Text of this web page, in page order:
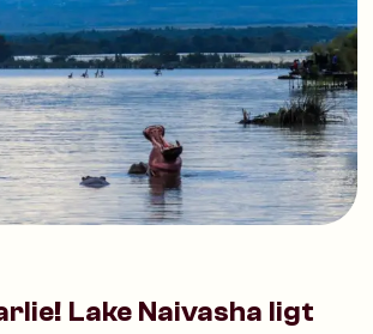
Lake Naivasha ligt